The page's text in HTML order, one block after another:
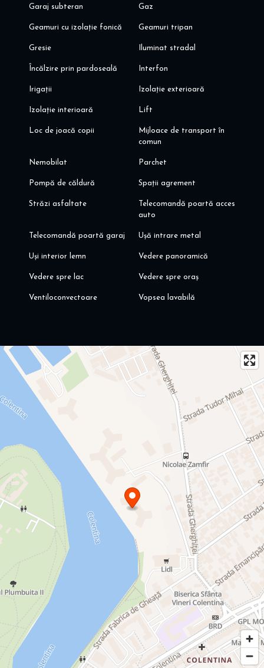
Garaj subteran Gaz
Geamuri cu izolație fonică Geamuri tripan
Gresie Iluminat stradal
Încălzire prin pardoseală Interfon
Irigații Izolație exterioară
Izolație interioară Lift
Loc de joacă copii
Mijloace de transport în
comun
Nemobilat Parchet
Pompă de căldură Spații agrement
Străzi asfaltate
Telecomandă poartă acces
auto
Telecomandă poartă garaj Ușă intrare metal
Uși interior lemn Vedere panoramică
Vedere spre lac Vedere spre oraș
Ventiloconvectoare Vopsea lavabilă